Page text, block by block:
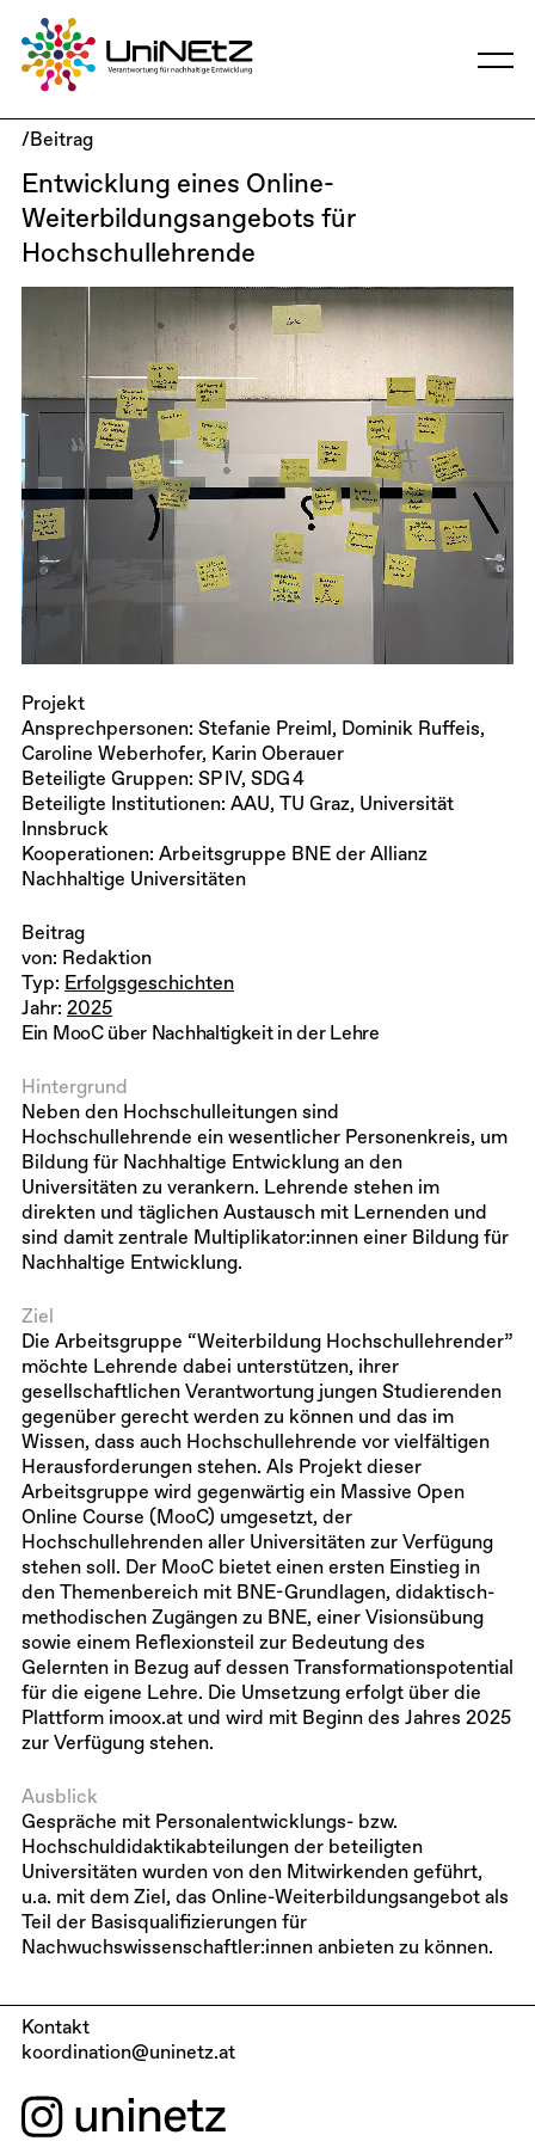
/Beitrag
Entwicklung eines Online-
Weiterbildungsangebots für
Hochschullehrende
Projekt
Ansprechpersonen: Stefanie Preiml, Dominik Ruffeis,
Caroline Weberhofer, Karin Oberauer
Beteiligte Gruppen: SP IV, SDG 4
Beteiligte Institutionen: AAU, TU Graz, Universität
Innsbruck
Kooperationen: Arbeitsgruppe BNE der Allianz
Nachhaltige Universitäten
Beitrag
von: Redaktion
Typ: Erfolgsgeschichten
Jahr: 2025
Ein MooC über Nachhaltigkeit in der Lehre
Hintergrund
Neben den Hochschulleitungen sind
Hochschullehrende ein wesentlicher Personenkreis, um
Bildung für Nachhaltige Entwicklung an den
Universitäten zu verankern. Lehrende stehen im
direkten und täglichen Austausch mit Lernenden und
sind damit zentrale Multiplikator:innen einer Bildung für
Nachhaltige Entwicklung.
Ziel
Die Arbeitsgruppe “Weiterbildung Hochschullehrender”
möchte Lehrende dabei unterstützen, ihrer
gesellschaftlichen Verantwortung jungen Studierenden
gegenüber gerecht werden zu können und das im
Wissen, dass auch Hochschullehrende vor vielfältigen
Herausforderungen stehen. Als Projekt dieser
Arbeitsgruppe wird gegenwärtig ein Massive Open
Online Course (MooC) umgesetzt, der
Hochschullehrenden aller Universitäten zur Verfügung
stehen soll. Der MooC bietet einen ersten Einstieg in
den Themenbereich mit BNE-Grundlagen, didaktisch-
methodischen Zugängen zu BNE, einer Visionsübung
sowie einem Reflexionsteil zur Bedeutung des
Gelernten in Bezug auf dessen Transformationspotential
für die eigene Lehre. Die Umsetzung erfolgt über die
Plattform imoox.at und wird mit Beginn des Jahres 2025
zur Verfügung stehen.
Ausblick
Gespräche mit Personalentwicklungs- bzw.
Hochschuldidaktikabteilungen der beteiligten
Universitäten wurden von den Mitwirkenden geführt,
u.a. mit dem Ziel, das Online-Weiterbildungsangebot als
Teil der Basisqualifizierungen für
Nachwuchswissenschaftler:innen anbieten zu können.
Kontakt
koordination@uninetz.at